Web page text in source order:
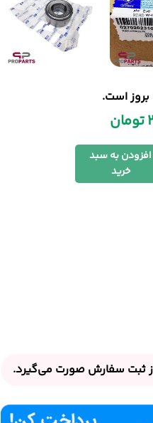
است.
تومان
افزودن به سبد
خرید
ثبت سفارش صورت می‌گیرد.